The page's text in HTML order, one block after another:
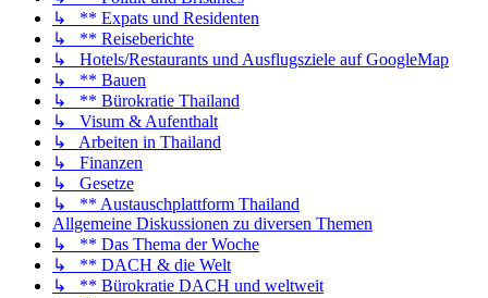
↳ ** Expats und Residenten
↳ ** Reiseberichte
↳ Hotels/Restaurants und Ausflugsziele auf GoogleMap
↳ ** Bauen
↳ ** Bürokratie Thailand
↳ Visum & Aufenthalt
↳ Arbeiten in Thailand
↳ Finanzen
↳ Gesetze
↳ ** Austauschplattform Thailand
Allgemeine Diskussionen zu diversen Themen
↳ ** Das Thema der Woche
↳ ** DACH & die Welt
↳ ** Bürokratie DACH und weltweit